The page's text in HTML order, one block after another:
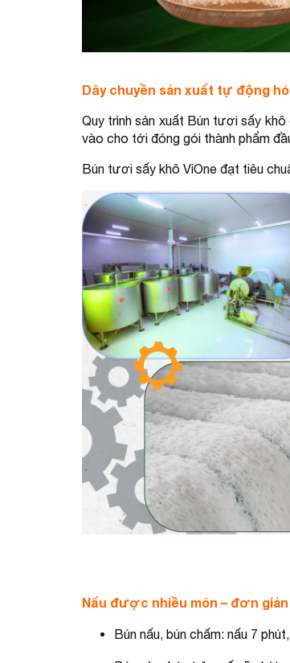
Dây chuyền sản xuất tự động
Quy trình sản xuất Bún tươi sấy
vào cho tới đóng gói thành phẩm
Bún tươi sấy khô ViOne đạt tiêu
Nấu được nhiều món – đơn
Bún nấu, bún chấm: nấu 7